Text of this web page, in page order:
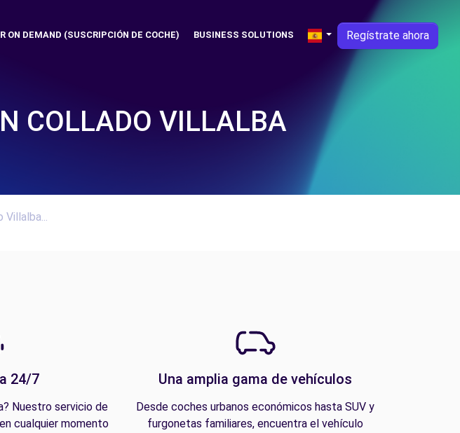
ON DEMAND (SUSCRIPCIÓN DE COCHE) BUSINESS SOLUTIONS Regístrate ahora
COLLADO VILLALBA
Villalba...
24/7
Nuestro servicio de
cualquier momento
Una amplia gama de vehículos
Desde coches urbanos económicos hasta SUV y
furgonetas familiares, encuentra el vehículo